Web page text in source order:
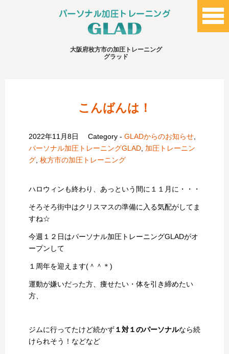
大阪府枚方市の加圧トレーニング
グラッド
こんばんは！
2022年11月8日 Category -GLADからのお知らせ,
パーソナル加圧トレーニングGLAD, 加圧トレーニン
グ, 枚方市の加圧トレーニング
ハロウィンも終わり、あっという間に１１月に・・・
そろそろ街中はクリスマスの準備に入る気配がしてま
すね☆
今週１２日はパーソナル加圧トレーニングGLADがオ
ープンして
１周年を迎えます(＾＾＊)
運動が嫌いだった方、痩せたい・体を引き締めたい
方、
ジムに行ってたけど続かず１対１のパーソナルなら続
けられそう！などなど